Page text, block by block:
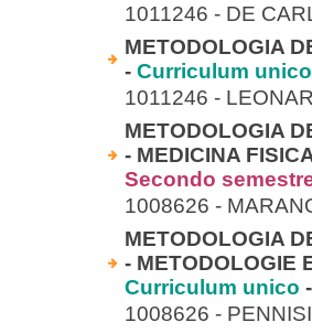
1011246 - DE
METODOLOGIA
- Curriculum unico
1011246 -
METODOLOGIA
- MEDICINA
Secondo
1008626 -
METODOLOGIA
- METODOLOGIE
Curriculum unico
1008626 -